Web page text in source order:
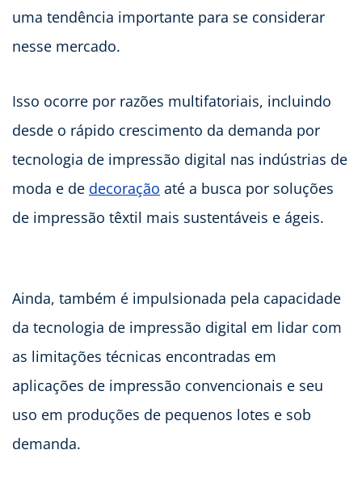
uma tendência importante para se considerar
nesse mercado.
Isso ocorre por razões multifatoriais, incluindo
desde o rápido crescimento da demanda por
tecnologia de impressão digital nas indústrias de
moda e de decoração até a busca por soluções
de impressão têxtil mais sustentáveis e ágeis.
Ainda, também é impulsionada pela capacidade
da tecnologia de impressão digital em lidar com
as limitações técnicas encontradas em
aplicações de impressão convencionais e seu
uso em produções de pequenos lotes e sob
demanda.